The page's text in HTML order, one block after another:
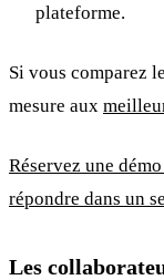
plateforme.
Si vous comparez
mesure aux
Réservez une
répondre dans un
Les